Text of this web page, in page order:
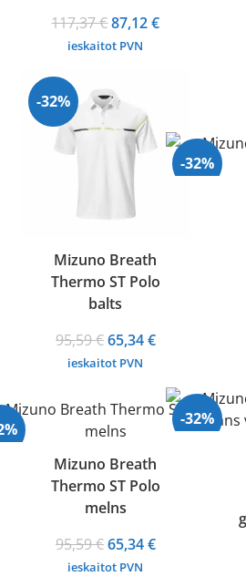
117,37€Original
price
87,12€Current
ieskaitot PVN
-32%
Mizuno Breath
Thermo ST Polo
balts
95,59€Original
price
95,59 €.
65,34€Current
is:
65,34 €.
ieskaitot PVN
-32%
Mizuno Breath
Thermo ST Polo
melns
95,59€Original
price
65,34€Current
ieskaitot PVN
-32%